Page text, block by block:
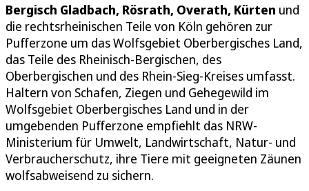
Bergisch Gladbach, Rösrath, Overath, Kürten und
die rechtsrheinischen Teile von Köln gehören zur
Pufferzone um das Wolfsgebiet Oberbergisches Land,
das Teile des Rheinisch-Bergischen, des
Oberbergischen und des Rhein-Sieg-Kreises umfasst.
Haltern von Schafen, Ziegen und Gehegewild im
Wolfsgebiet Oberbergisches Land und in der
umgebenden Pufferzone empfiehlt das NRW-
Ministerium für Umwelt, Landwirtschaft, Natur- und
Verbraucherschutz, ihre Tiere mit geeigneten Zäunen
wolfsabweisend zu sichern.